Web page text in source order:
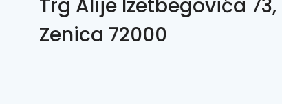
Trg Alije Izetbegovića 73,
Zenica 72000